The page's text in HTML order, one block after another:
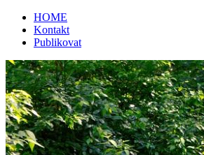
HOME
Kontakt
Publikovat